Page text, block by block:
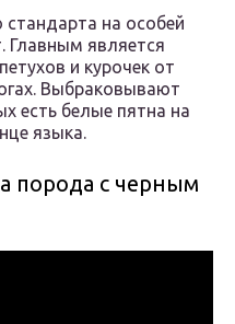
на особей
Главным является
и курочек от
Выбраковывают
есть белые пятна на
языка.
порода с черным